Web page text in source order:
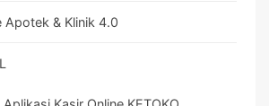
& Klinik 4.0